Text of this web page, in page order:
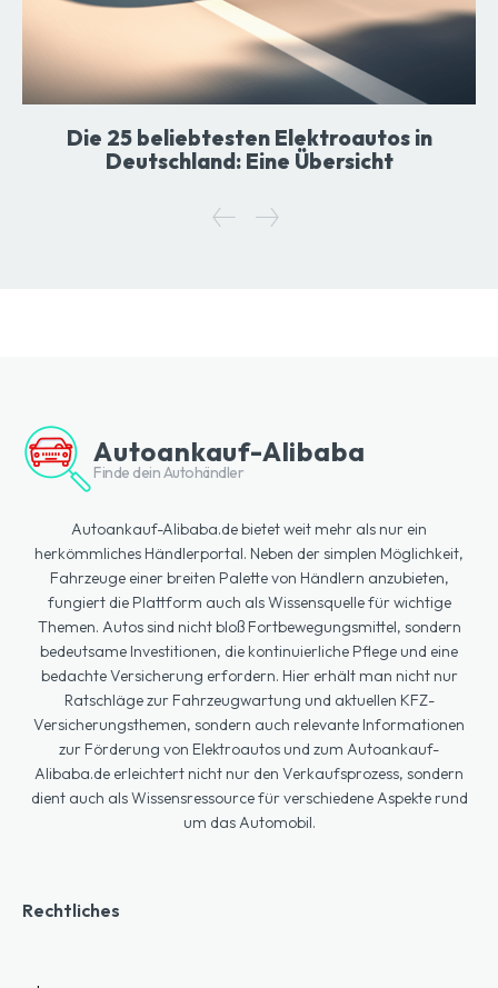
Die 25 beliebtesten Elektroautos in
Deutschland: Eine Übersicht
Autoankauf-Alibaba
Finde dein Autohändler
Autoankauf-Alibaba.de bietet weit mehr als nur ein
herkömmliches Händlerportal. Neben der simplen Möglichkeit,
Fahrzeuge einer breiten Palette von Händlern anzubieten,
fungiert die Plattform auch als Wissensquelle für wichtige
Themen. Autos sind nicht bloß Fortbewegungsmittel, sondern
bedeutsame Investitionen, die kontinuierliche Pflege und eine
bedachte Versicherung erfordern. Hier erhält man nicht nur
Ratschläge zur Fahrzeugwartung und aktuellen KFZ-
Versicherungsthemen, sondern auch relevante Informationen
zur Förderung von Elektroautos und zum Autoankauf-
Alibaba.de erleichtert nicht nur den Verkaufsprozess, sondern
dient auch als Wissensressource für verschiedene Aspekte rund
um das Automobil.
Rechtliches